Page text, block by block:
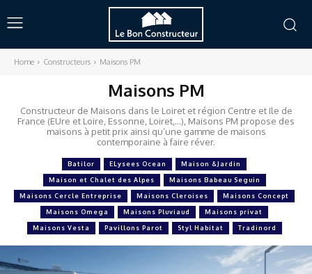
Home Constructeurs Maisons PM
Maisons PM
Constructeur de Maisons dans le Loiret et région Centre et Ile de
France (EUre et Loire, Essonne, Loiret,…), Maisons PM propose des
maisons à petit prix ainsi qu’une gamme de maisons
contemporaine à faire réver.
Batilor ELysees Ocean Maison &Jardin
Maison et Chalet des Alpes Maisons Babeau Seguin
Maisons Cercle Entreprise Maisons Cleroises Maisons Concept
Maisons Omega Maisons Pluviaud Maisons privat
Maisons Vesta Pavillons Parot Styl Habitat Tradinord